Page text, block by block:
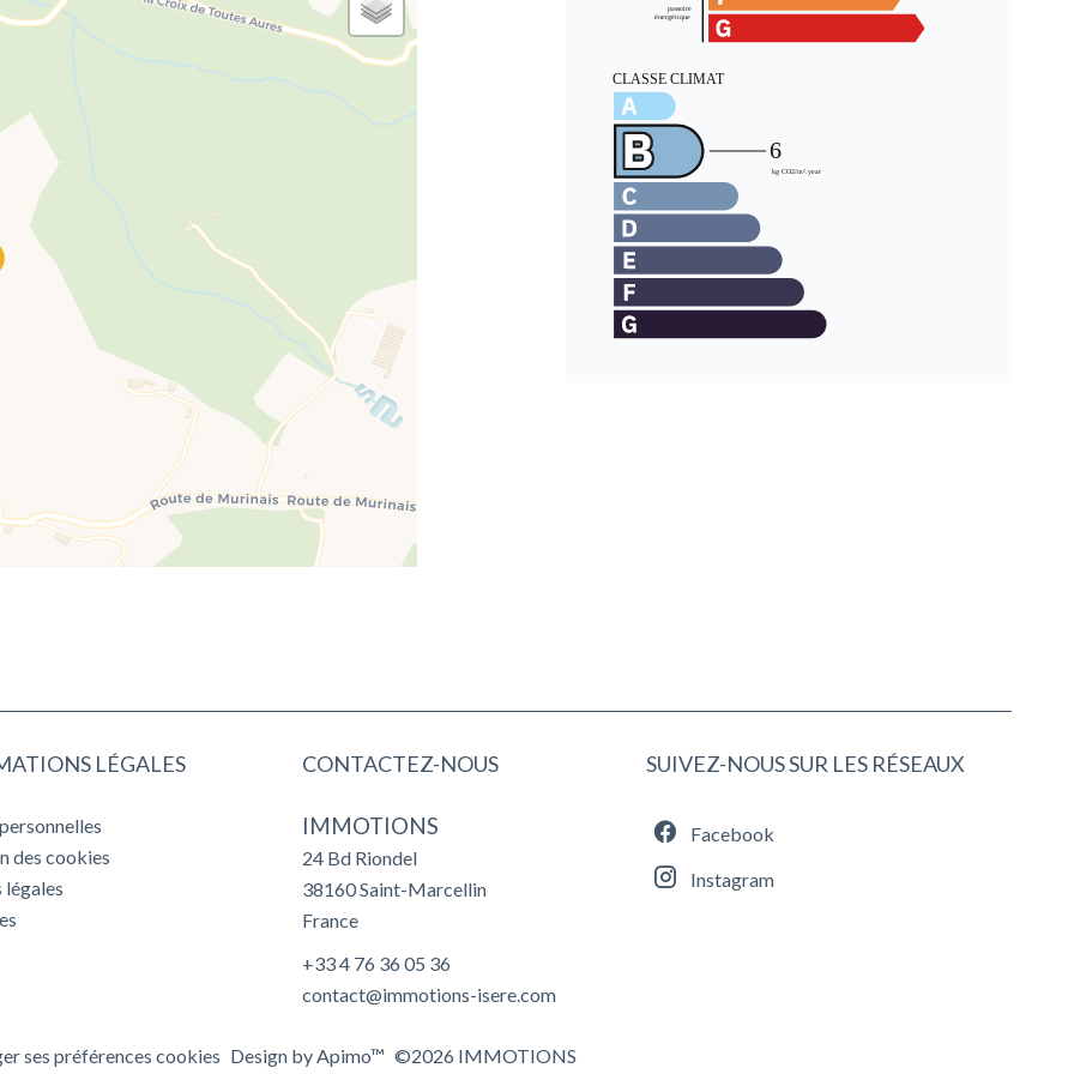
LÉGALES
des cookies
CONTACTEZ-NOUS
IMMOTIONS
24 Bd Riondel
38160Saint-Marcellin
France
+33 4 76 36 05 36
contact@immotions-isere.com
SUIVEZ-NOUS SUR LES RÉSEAUX
Facebook
Instagram
ses préférences cookies Design byApimo™ ©2026 IMMOTIONS